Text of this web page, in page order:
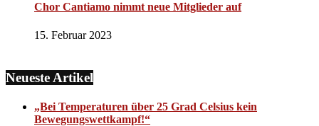
Chor Cantiamo nimmt neue Mitglieder auf
15. Februar 2023
Neueste Artikel
„Bei Temperaturen über 25 Grad Celsius kein
Bewegungswettkampf!“